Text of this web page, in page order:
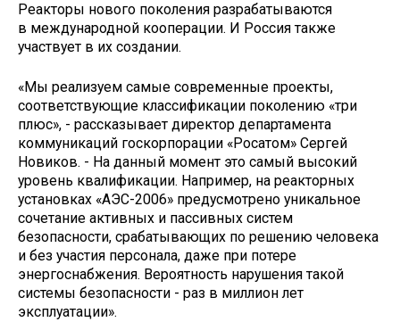
Реакторы нового поколения разрабатываются
в международной кооперации. И Россия также
участвует в их создании.
«Мы реализуем самые современные проекты,
соответствующие классификации поколению «три
плюс», - рассказывает директор департамента
коммуникаций госкорпорации «Росатом» Сергей
Новиков. - На данный момент это самый высокий
уровень квалификации. Например, на реакторных
установках «АЭС-2006» предусмотрено уникальное
сочетание активных и пассивных систем
безопасности, срабатывающих по решению человека
и без участия персонала, даже при потере
энергоснабжения. Вероятность нарушения такой
системы безопасности - раз в миллион лет
эксплуатации».